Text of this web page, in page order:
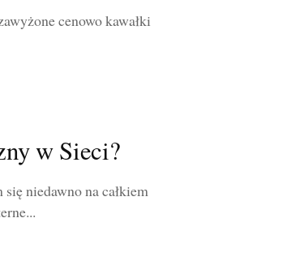
cenowo kawałki
w Sieci?
niedawno na całkiem